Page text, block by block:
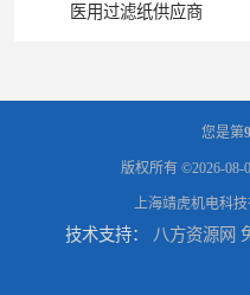
东莞全自动SDI仪
您是第
版权所有 ©2026-08-
上海靖虎机电科
技术支持： 八方资源网